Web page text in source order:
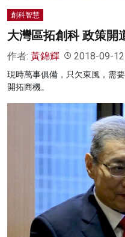
創科智慧
大灣區拓創科 政策開
作者: 黃錦輝 2018-09-12
現時萬事俱備，只欠東風，需
開拓商機。